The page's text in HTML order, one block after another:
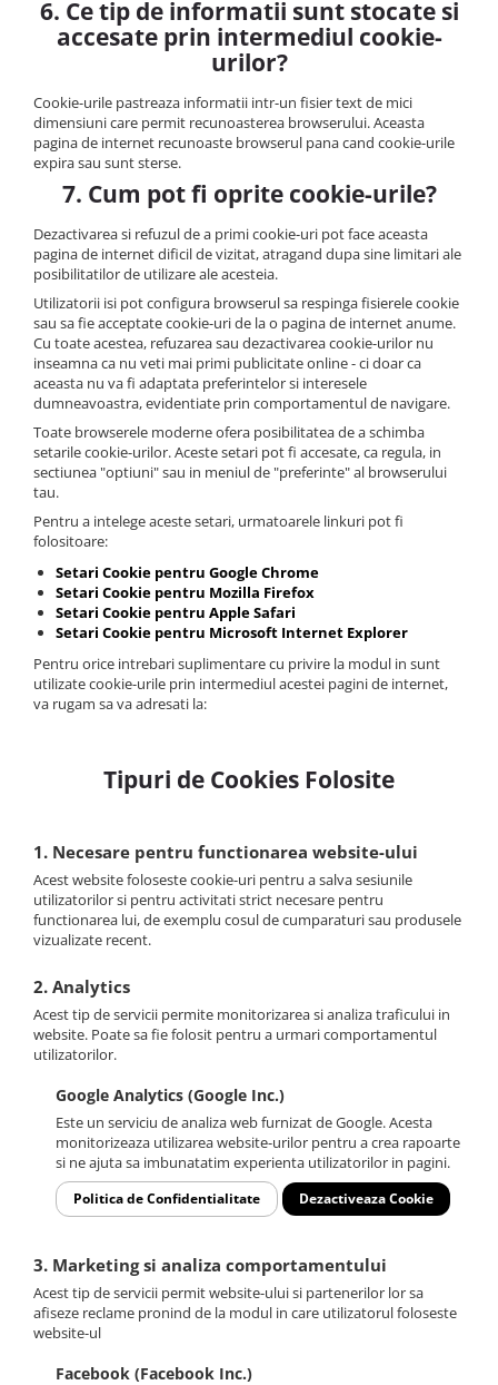
6. Ce tip de informatii sunt stocate si
accesate prin intermediul cookie-
urilor?
Cookie-urile pastreaza informatii intr-un fisier text de mici
dimensiuni care permit recunoasterea browserului. Aceasta
pagina de internet recunoaste browserul pana cand cookie-urile
expira sau sunt sterse.
7. Cum pot fi oprite cookie-urile?
Dezactivarea si refuzul de a primi cookie-uri pot face aceasta
pagina de internet dificil de vizitat, atragand dupa sine limitari ale
posibilitatilor de utilizare ale acesteia.
Utilizatorii isi pot configura browserul sa respinga fisierele cookie
sau sa fie acceptate cookie-uri de la o pagina de internet anume.
Cu toate acestea, refuzarea sau dezactivarea cookie-urilor nu
inseamna ca nu veti mai primi publicitate online - ci doar ca
aceasta nu va fi adaptata preferintelor si interesele
dumneavoastra, evidentiate prin comportamentul de navigare.
Toate browserele moderne ofera posibilitatea de a schimba
setarile cookie-urilor. Aceste setari pot fi accesate, ca regula, in
sectiunea "optiuni" sau in meniul de "preferinte" al browserului
tau.
Pentru a intelege aceste setari, urmatoarele linkuri pot fi
folositoare:
Setari Cookie pentru Google Chrome
Setari Cookie pentru Mozilla Firefox
Setari Cookie pentru Apple Safari
Setari Cookie pentru Microsoft Internet Explorer
Pentru orice intrebari suplimentare cu privire la modul in sunt
utilizate cookie-urile prin intermediul acestei pagini de internet,
va rugam sa va adresati la:
Tipuri de Cookies Folosite
1. Necesare pentru functionarea website-ului
Acest website foloseste cookie-uri pentru a salva sesiunile
utilizatorilor si pentru activitati strict necesare pentru
functionarea lui, de exemplu cosul de cumparaturi sau produsele
vizualizate recent.
2. Analytics
Acest tip de servicii permite monitorizarea si analiza traficului in
website. Poate sa fie folosit pentru a urmari comportamentul
utilizatorilor.
Google Analytics (Google Inc.)
Este un serviciu de analiza web furnizat de Google. Acesta
monitorizeaza utilizarea website-urilor pentru a crea rapoarte
si ne ajuta sa imbunatatim experienta utilizatorilor in pagini.
Politica de Confidentialitate Dezactiveaza Cookie
3. Marketing si analiza comportamentului
Acest tip de servicii permit website-ului si partenerilor lor sa
afiseze reclame pronind de la modul in care utilizatorul foloseste
website-ul
Facebook (Facebook Inc.)